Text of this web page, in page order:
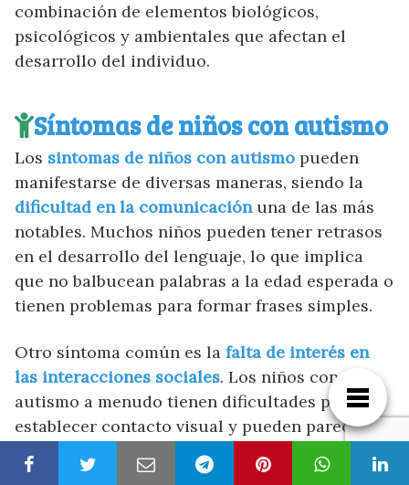
combinación de elementos biológicos,
psicológicos y ambientales que afectan el
desarrollo del individuo.
Síntomas de niños con autismo
Los sintomas de niños con autismo pueden
manifestarse de diversas maneras, siendo la
dificultad en la comunicaciónuna de las más
notables. Muchos niños pueden tener retrasos
en el desarrollo del lenguaje, lo que implica
que no balbucean palabras a la edad esperada o
tienen problemas para formar frases simples.
Otro síntoma común es la falta de interés en
las interacciones sociales. Los niños con
autismo a menudo tienen dificultades para
establecer contacto visual y pueden parecer
desconectados o indiferentes ante las
interacciones con otros, lo que puede dificultar